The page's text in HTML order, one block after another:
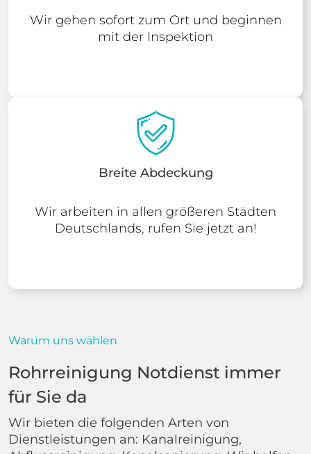
Wir gehen sofort zum Ort und beginnen
mit der Inspektion
Breite Abdeckung
Wir arbeiten in allen größeren Städten
Deutschlands, rufen Sie jetzt an!
Warum uns wählen
Rohrreinigung Notdienst immer
für Sie da
Wir bieten die folgenden Arten von
Dienstleistungen an: Kanalreinigung,